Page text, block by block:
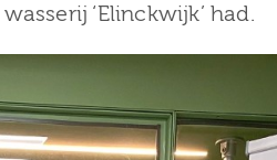
‘Elinckwijk’ had.